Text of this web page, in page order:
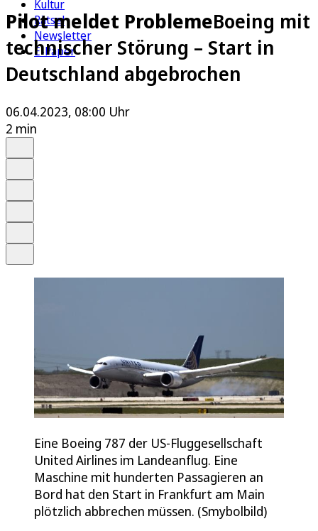
Kultur
Rätsel
Newsletter
E-Paper
Pilot meldet ProblemeBoeing mit
technischer Störung – Start in
Deutschland abgebrochen
06.04.2023, 08:00 Uhr
2 min
Eine Boeing 787 der US-Fluggesellschaft
United Airlines im Landeanflug. Eine
Maschine mit hunderten Passagieren an
Bord hat den Start in Frankfurt am Main
plötzlich abbrechen müssen. (Smybolbild)